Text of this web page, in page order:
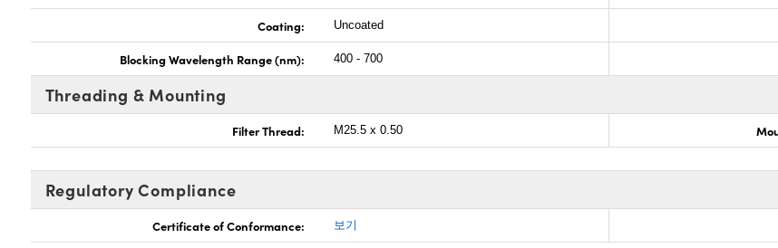
Coating: Uncoated
Blocking Wavelength Range (nm): 400 - 700
Threading & Mounting
Filter Thread: M25.5 x 0.50
Regulatory Compliance
Certificate of Conformance: 보기